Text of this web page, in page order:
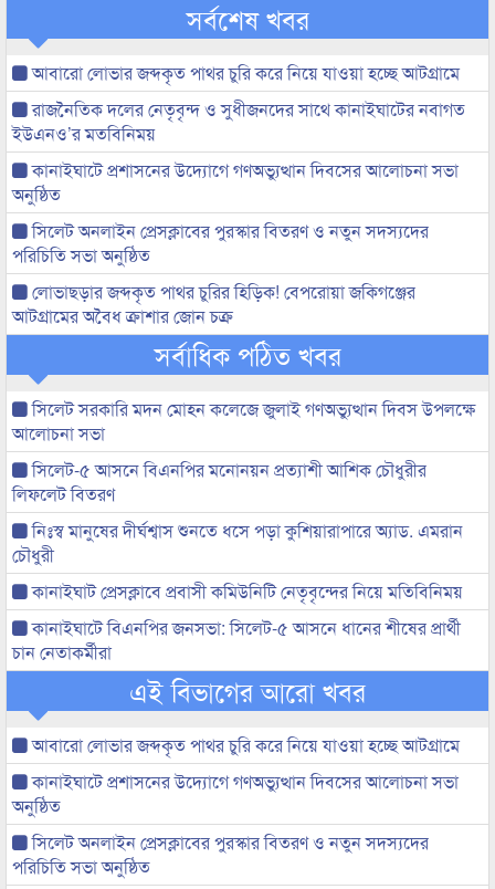
সর্বশেষ খবর
আবারো লোভার জব্দকৃত পাথর চুরি করে নিয়ে যাওয়া হচ্ছে আটগ্রামে
রাজনৈতিক দলের নেতৃবৃন্দ ও সুধীজনদের সাথে কানাইঘাটের নবাগত
ইউএনও’র মতবিনিময়
কানাইঘাটে প্রশাসনের উদ্যোগে গণঅভ্যুত্থান দিবসের আলোচনা সভা
অনুষ্ঠিত
সিলেট অনলাইন প্রেসক্লাবের পুরস্কার বিতরণ ও নতুন সদস্যদের
পরিচিতি সভা অনুষ্ঠিত
লোভাছড়ার জব্দকৃত পাথর চুরির হিড়িক! বেপরোয়া জকিগঞ্জের
আটগ্রামের অবৈধ ক্রাশার জোন চক্র
সর্বাধিক পঠিত খবর
সিলেট সরকারি মদন মোহন কলেজে জুলাই গণঅভ্যুত্থান দিবস উপলক্ষে
আলোচনা সভা
সিলেট-৫ আসনে বিএনপির মনোনয়ন প্রত্যাশী আশিক চৌধুরীর
লিফলেট বিতরণ
নিঃস্ব মানুষের দীর্ঘশ্বাস শুনতে ধসে পড়া কুশিয়ারাপারে অ্যাড. এমরান
চৌধুরী
কানাইঘাট প্রেসক্লাবে প্রবাসী কমিউনিটি নেতৃবৃন্দের নিয়ে মতিবিনিময়
কানাইঘাটে বিএনপির জনসভা: সিলেট-৫ আসনে ধানের শীষের প্রার্থী
চান নেতাকর্মীরা
এই বিভাগের আরো খবর
আবারো লোভার জব্দকৃত পাথর চুরি করে নিয়ে যাওয়া হচ্ছে আটগ্রামে
কানাইঘাটে প্রশাসনের উদ্যোগে গণঅভ্যুত্থান দিবসের আলোচনা সভা
অনুষ্ঠিত
সিলেট অনলাইন প্রেসক্লাবের পুরস্কার বিতরণ ও নতুন সদস্যদের
পরিচিতি সভা অনুষ্ঠিত